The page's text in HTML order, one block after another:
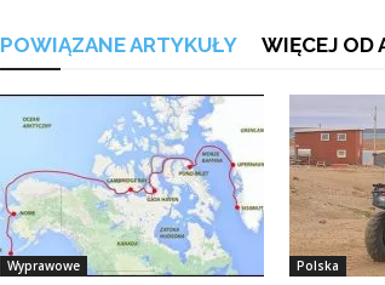
POWIĄZANE ARTYKUŁY WIĘCEJ OD
Wyprawowe Polska